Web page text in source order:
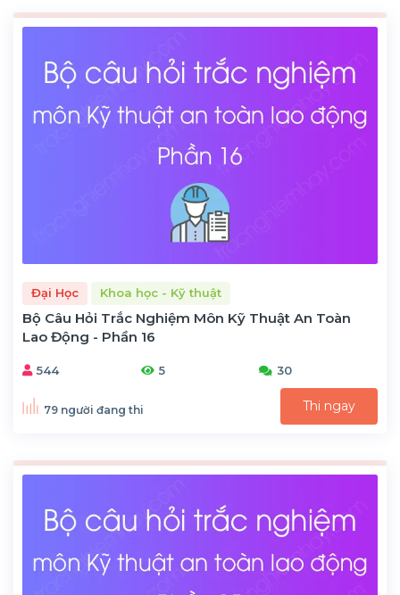
Đại Học Khoa học - Kỹ thuật
Bộ Câu Hỏi Trắc Nghiệm Môn Kỹ Thuật An Toàn
Lao Động - Phần 16
544 5 30
79 người đang thi Thi ngay